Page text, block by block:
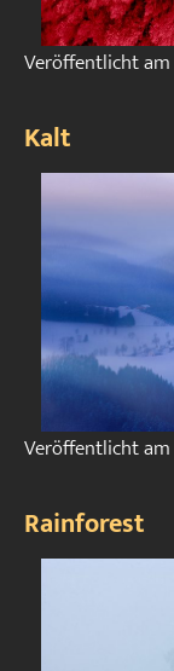
Veröffentlicht am
Kalt
Veröffentlicht am
Rainforest